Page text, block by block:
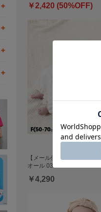
￥2,420 (50%OFF)
【メール便】対応可 アニマ
オール 0333B
￥4,290